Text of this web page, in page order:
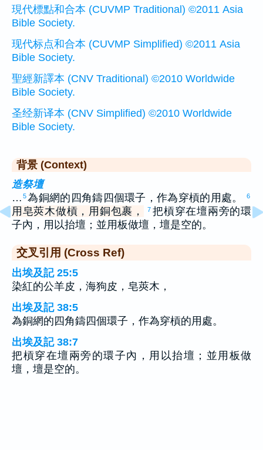
現代標點和合本 (CUVMP Traditional) ©2011 Asia
Bible Society.
现代标点和合本 (CUVMP Simplified) ©2011 Asia
Bible Society.
聖經新譯本 (CNV Traditional) ©2010 Worldwide
Bible Society.
圣经新译本 (CNV Simplified) ©2010 Worldwide
Bible Society.
背景 (Context)
造祭壇
… 5為銅網的四角鑄四個環子，作為穿槓的用處。 6
用皂莢木做槓，用銅包裹， 7 把槓穿在壇兩旁的環
子內，用以抬壇；並用板做壇，壇是空的。
交叉引用 (Cross Ref)
出埃及記 25:5
染紅的公羊皮，海狗皮，皂莢木，
出埃及記 38:5
為銅網的四角鑄四個環子，作為穿槓的用處。
出埃及記 38:7
把槓穿在壇兩旁的環子內，用以抬壇；並用板做
壇，壇是空的。